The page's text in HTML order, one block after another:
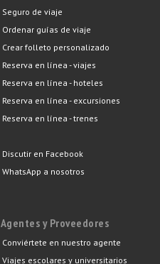
Seguro de viaje
Ordenar guías de viaje
Crear folleto personalizado
Reserva en línea - viajes
Reserva en línea - hoteles
Reserva en línea - excursiones
Reserva en línea - trenes
Discutir en Facebook
WhatsApp a nosotros
Agentes y Proveedores
Conviértete en nuestro agente
Viajes escolares y universitarios